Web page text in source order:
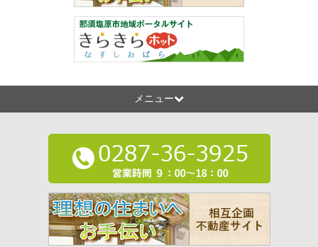
メニュー